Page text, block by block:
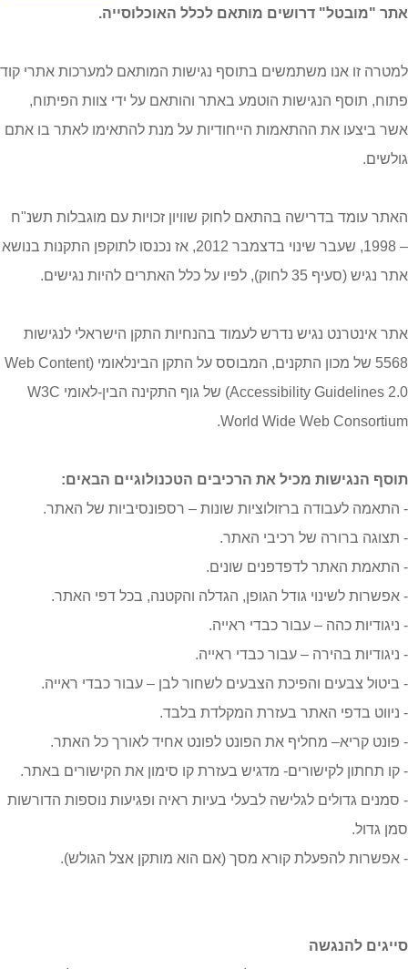
אתר "מובטל" דרושים מותאם לכלל האוכלוסייה.
למטרה זו אנו משתמשים בתוסף נגישות המותאם למערכות אתרי קוד
פתוח, תוסף הנגישות הוטמע באתר והותאם על ידי צוות הפיתוח,
אשר ביצעו את ההתאמות הייחודיות על מנת להתאימו לאתר בו אתם
גולשים.
האתר עומד בדרישה בהתאם לחוק שוויון זכויות עם מוגבלות תשנ"ח
– 1998, שעבר שינוי בדצמבר 2012, אז נכנסו לתוקפן התקנות בנושא
אתר נגיש (סעיף 35 לחוק), לפיו על כלל האתרים להיות נגישים.
אתר אינטרנט נגיש נדרש לעמוד בהנחיות התקן הישראלי לנגישות
5568 של מכון התקנים, המבוסס על התקן הבינלאומי (Web Content
Accessibility Guidelines 2.0) של גוף התקינה הבין-לאומי W3C
World Wide Web Consortium.
תוסף הנגישות מכיל את הרכיבים הטכנולוגיים הבאים:
- התאמה לעבודה ברזולוציות שונות – רספונסיביות של האתר.
- תצוגה ברורה של רכיבי האתר.
- התאמת האתר לדפדפנים שונים.
- אפשרות לשינוי גודל הגופן, הגדלה והקטנה, בכל דפי האתר.
- ניגודיות כהה – עבור כבדי ראייה.
- ניגודיות בהירה – עבור כבדי ראייה.
- ביטול צבעים והפיכת הצבעים לשחור לבן – עבור כבדי ראייה.
- ניווט בדפי האתר בעזרת המקלדת בלבד.
- פונט קריא– מחליף את הפונט לפונט אחיד לאורך כל האתר.
- קו תחתון לקישורים- מדגיש בעזרת קו סימון את הקישורים באתר.
- סמנים גדולים לגלישה לבעלי בעיות ראיה ופגיעות נוספות הדורשות
סמן גדול.
- אפשרות להפעלת קורא מסך (אם הוא מותקן אצל הגולש).
סייגים להנגשה